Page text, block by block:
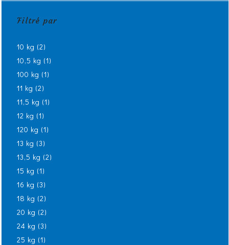
Filtré par
10 kg (2)
10,5 kg (1)
100 kg (1)
11 kg (2)
11,5 kg (1)
12 kg (1)
120 kg (1)
13 kg (3)
13,5 kg (2)
15 kg (1)
16 kg (3)
18 kg (2)
20 kg (2)
24 kg (3)
25 kg (1)